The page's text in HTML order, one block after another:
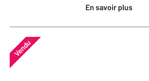
En savoir plus
Vendu